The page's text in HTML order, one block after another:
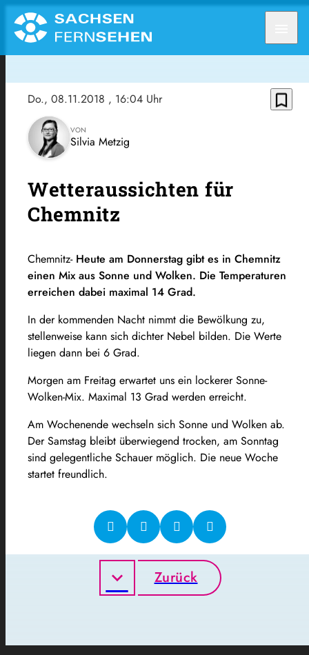
Do., 08.11.2018 , 16:04 Uhr bookmark_border
VON
Silvia Metzig
Wetteraussichten für
Chemnitz
Chemnitz- Heute am Donnerstag gibt es in Chemnitz
einen Mix aus Sonne und Wolken. Die Temperaturen
erreichen dabei maximal 14 Grad.
In der kommenden Nacht nimmt die Bewölkung zu,
stellenweise kann sich dichter Nebel bilden. Die Werte
liegen dann bei 6 Grad.
Morgen am Freitag erwartet uns ein lockerer Sonne-
Wolken-Mix. Maximal 13 Grad werden erreicht.
Am Wochenende wechseln sich Sonne und Wolken ab.
Der Samstag bleibt überwiegend trocken, am Sonntag
sind gelegentliche Schauer möglich. Die neue Woche
startet freundlich.
Zurück